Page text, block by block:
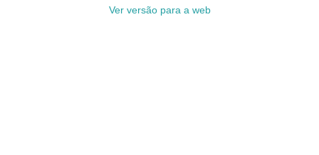
Ver versão para a web